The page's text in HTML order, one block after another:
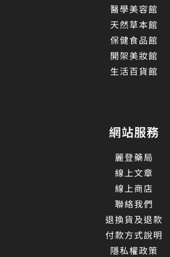
醫學美容館
天然草本館
保健食品館
開架美妝館
生活百貨館
網站服務
麗登藥局
線上文章
線上商店
聯絡我們
退換貨及退款
付款方式說明
隱私權政策